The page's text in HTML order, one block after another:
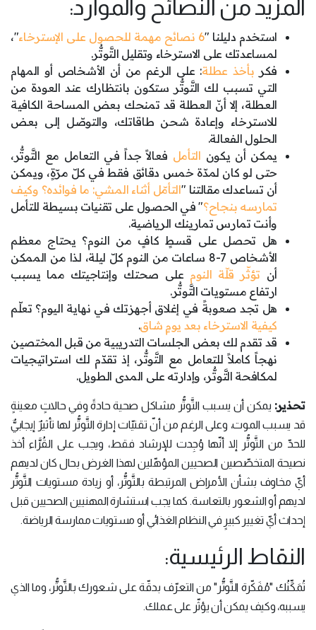
المزيد من النصائح والموارد:
استخدم دليلنا "6 نصائح مهمة للحصول على الإسترخاء
"،
لمساعدتك على الاسترخاء وتقليل التَّوتُّر.
فكر بأخذ عطلة: على الرغم من أن الأشخاص أو المهام
التي تسبب لك التَّوتُّر ستكون بانتظارك عند العودة من
العطلة، إلا أنّ العطلة قد تمنحك بعض المساحة الكافية
للاسترخاء وإعادة شحن طاقاتك، والتوصّل إلى بعض
الحلول الفعالة.
يمكن أن يكون التأمل فعالاً جداً في التعامل مع التَّوتُّر،
حتى لو كان لمدّة خمس دقائق فقط في كلّ مرّةٍ، ويمكن
أن تساعدك مقالتنا "التأمّل أثناء المشي: ما فوائده؟ وكيف
تمارسه بنجاح؟" في الحصول على تقنيات بسيطة للتأمل
وأنت تمارس تمارينك الرياضية.
هل تحصل على قسطٍ كافٍ من النوم؟ يحتاج معظم
الأشخاص 7-8 ساعات من النوم كلّ ليلة، لذا من الممكن
أن تؤثّر قلّة النوم على صحتك وإنتاجيتك مما يسبب
ارتفاع مستويات التَّوتُّر.
هل تجد صعوبةً في إغلاق أجهزتك في نهاية اليوم؟ تعلّم
كيفية الاسترخاء بعد يومٍ شاق.
قد تقدم لك بعض الجلسات التدريبية من قبل المختصين
نهجاً كاملاً للتعامل مع التَّوتُّر، إذ تقدّم لك استراتيجيات
لمكافحة التَّوتُّر، وإدارته على المدى الطويل.
تحذير: يمكن أن يسبب التَّوتُّر مشاكل صحية حادةً وفي حالاتٍ معينةٍ
قد يسبب الموت، وعلى الرغم من أنّ تقنيّات إدارة التَّوتُّر لها تأثيرٌ إيجابيٌّ
للحدّ من التَّوتُّر إلا أنّها وُجِدت للإرشاد فقط، ويجب على القُرَّاء أخذ
نصيحة المتخصّصين الصحيين المؤهّلين لهذا الغرض بحال كان لديهم
أيّ مخاوف بشأن الأمراض المرتبطة بالتَّوتُّر، أو زيادة مستويات التَّوتُّر
لديهم أو الشعور بالتعاسة. كما يجب استشارة المهنيين الصحيين قبل
إحداث أيّ تغيير كبيرٍ في النظام الغذائي أو مستويات ممارسة الرياضة.
النقاط الرئيسية:
تُمَكِّنُك "مُفَكّرة التَّوتُّر" من التعرّف بدقّة على شعورك بالتَّوتُّر، وما الذي
يسببه، وكيف يمكن أن يؤثّر على عملك.